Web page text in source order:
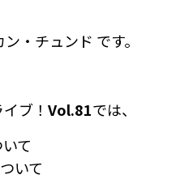
a
・チュンド です。
ブ！ Vol.81では、
て
いて